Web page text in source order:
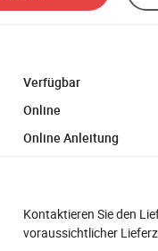
Verfügbar
Online
Online Anleitung
Kontaktieren Sie den
voraussichtlicher